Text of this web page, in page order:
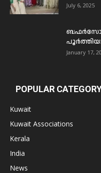
July 6, 2025
January 17,
POPULAR
Kuwait
Kuwait Associations
Kerala
India
News